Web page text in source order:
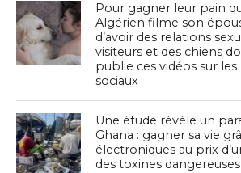
Pour gagner leur pain
Algérien filme son
d’avoir des relations
visiteurs et des chiens
publie ces vidéos sur les
sociaux
Une étude révèle un
Ghana : gagner sa vie
électroniques au prix
des toxines dangereuses